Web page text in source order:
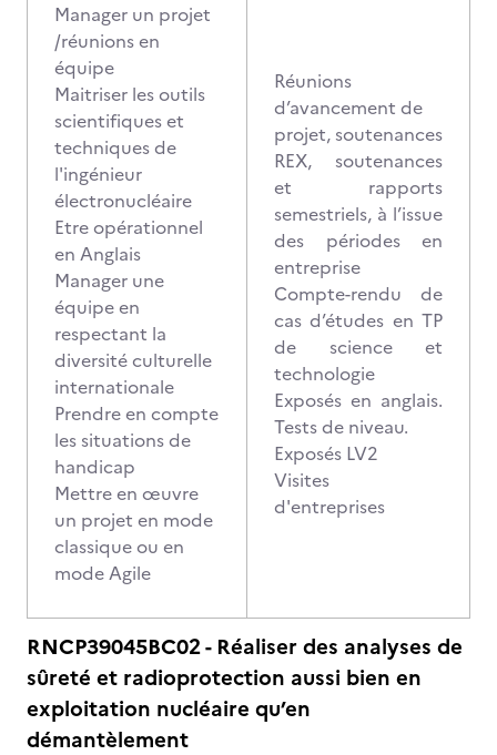
Manager un projet
/réunions en
équipe
Maitriser les outils
scientifiques et
techniques de
l'ingénieur
électronucléaire
Etre opérationnel
en Anglais
Manager une
équipe en
respectant la
diversité culturelle
internationale
Prendre en compte
les situations de
handicap
Mettre en œuvre
un projet en mode
classique ou en
mode Agile
Réunions
d’avancement de
projet, soutenances
REX, soutenances
et rapports
semestriels, à l’issue
des périodes en
entreprise
Compte-rendu de
cas d’études en TP
de science et
technologie
Exposés en anglais.
Tests de niveau.
Exposés LV2
Visites
d'entreprises
RNCP39045BC02 - Réaliser des analyses de
sûreté et radioprotection aussi bien en
exploitation nucléaire qu’en
démantèlement